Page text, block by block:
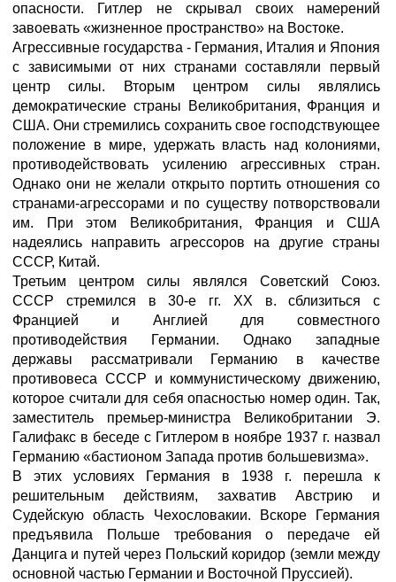
опасности. Гитлер не скрывал своих намерений
завоевать «жизненное пространство» на Востоке.
Агрессивные государства - Германия, Италия и Япония
с зависимыми от них странами составляли первый
центр силы. Вторым центром силы являлись
демократические страны Великобритания, Франция и
США. Они стремились сохранить свое господствующее
положение в мире, удержать власть над колониями,
противодействовать усилению агрессивных стран.
Однако они не желали открыто портить отношения со
странами-агрессорами и по существу потворствовали
им. При этом Великобритания, Франция и США
надеялись направить агрессоров на другие страны
СССР, Китай.
Третьим центром силы являлся Советский Союз.
СССР стремился в 30-е гг. ХХ в. сблизиться с
Францией и Англией для совместного
противодействия Германии. Однако западные
державы рассматривали Германию в качестве
противовеса СССР и коммунистическому движению,
которое считали для себя опасностью номер один. Так,
заместитель премьер-министра Великобритании Э.
Галифакс в беседе с Гитлером в ноябре 1937 г. назвал
Германию «бастионом Запада против большевизма».
В этих условиях Германия в 1938 г. перешла к
решительным действиям, захватив Австрию и
Судейскую область Чехословакии. Вскоре Германия
предъявила Польше требования о передаче ей
Данцига и путей через Польский коридор (земли между
основной частью Германии и Восточной Пруссией).